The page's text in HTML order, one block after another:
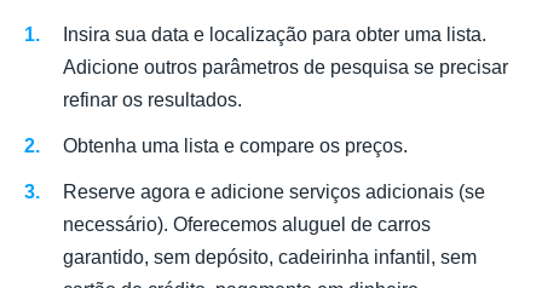
Insira sua data e localização para obter uma lista.
Adicione outros parâmetros de pesquisa se precisar
refinar os resultados.
Obtenha uma lista e compare os preços.
Reserve agora e adicione serviços adicionais (se
necessário). Oferecemos aluguel de carros
garantido, sem depósito, cadeirinha infantil, sem